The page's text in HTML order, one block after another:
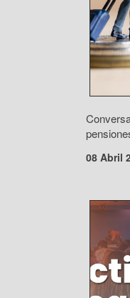
08 Abril